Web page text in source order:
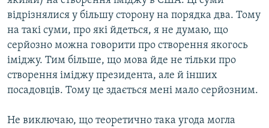
відрізнялися у більшу сторону на порядка два. Тому
на такі суми, про які йдеться, я не думаю, що
серйозно можна говорити про створення якогось
іміджу. Тим більше, що мова йде не тільки про
створення іміджу президента, але й інших
посадовців. Тому це здається мені мало серйозним.
Не виключаю, що теоретично така угода могла